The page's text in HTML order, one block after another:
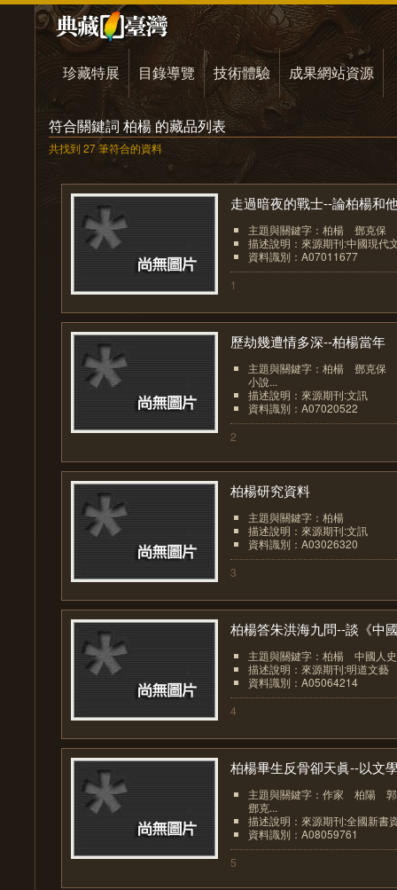
珍藏特展 目錄導覽 技術體驗 成果網站資源
符合關鍵詞 柏楊 的藏品列表
共找到 27 筆符合的資料
走過暗夜的戰士--論柏楊和
主題與關鍵字：柏楊 鄧克
描述說明：來源期刊:中國現代
資料識別：A07011677
1
歷劫幾遭情多深--柏楊當年
主題與關鍵字：柏楊 鄧克
小說...
描述說明：來源期刊:文訊
資料識別：A07020522
2
柏楊研究資料
主題與關鍵字：柏楊
描述說明：來源期刊:文訊
資料識別：A03026320
3
柏楊答朱洪海九問--談《中
主題與關鍵字：柏楊 中國人
描述說明：來源期刊:明道文藝
資料識別：A05064214
4
柏楊畢生反骨卻天眞--以文
主題與關鍵字：作家 柏陽
鄧克...
描述說明：來源期刊:全國新書
資料識別：A08059761
5